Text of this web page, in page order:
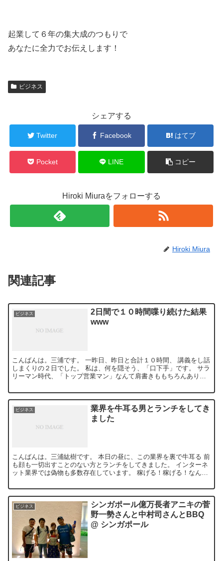
起業して６年の集大成のつもりで
あなたに全力でお伝えします！
ビジネス
シェアする
Twitter Facebook はてブ
Pocket LINE コピー
Hiroki Miuraをフォローする
Hiroki Miura
関連記事
ビジネス
2日間で１０時間喋り続けた結果
www
こんばんは。三浦です。 一昨日、昨日と合計１０時間、 講義をし話
しまくりの２日でした。 私は、何を隠そう、「口下手」です。 サラ
リーマン時代、「トップ営業マン」なんて肩書きももちろんありま
ビジネス
業界を牛耳る男とランチをしてき
ました
こんばんは。三浦紘樹です。 本日の昼に、この業界を裏で牛耳る 前
も顔も一切出すことのない方とランチをしてきました。 インターネ
ット業界では偽物も多数存在しています。 稼げる！稼げる！なんて
ビジネス
シンガポール億万長者アニキの菅
野一勢さんと中村司さんとBBQ
@ シンガポール